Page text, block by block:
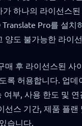
가 하나의 라이선스
Translate Pro를 설치
양도 불가능한 라이
매 후 라이선스된 사
록 허용합니다. 업데
여부, 사용 한도 및
선스 기간, 제품 플랜
습니다.